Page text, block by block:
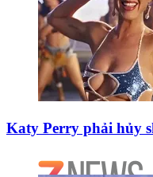
Katy Perry phải hủy